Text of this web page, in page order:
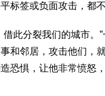
标签或负面攻击，都
借此分裂我们的城市。
和邻居，攻击他们，
恐惧，让他非常愤怒